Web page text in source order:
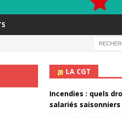
LA CGT
Incendies : quels
salariés saisonniers